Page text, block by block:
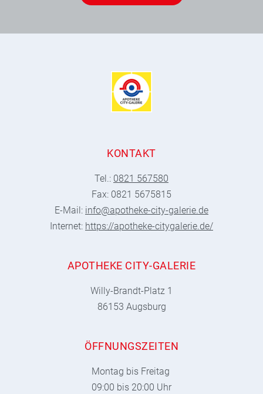
KONTAKT
Tel.: 0821 567580
Fax: 0821 5675815
E-Mail: info@apotheke-city-galerie.de
Internet: https://apotheke-citygalerie.de/
APOTHEKE CITY-GALERIE
Willy-Brandt-Platz 1
86153 Augsburg
ÖFFNUNGSZEITEN
Montag bis Freitag
09:00 bis 20:00 Uhr